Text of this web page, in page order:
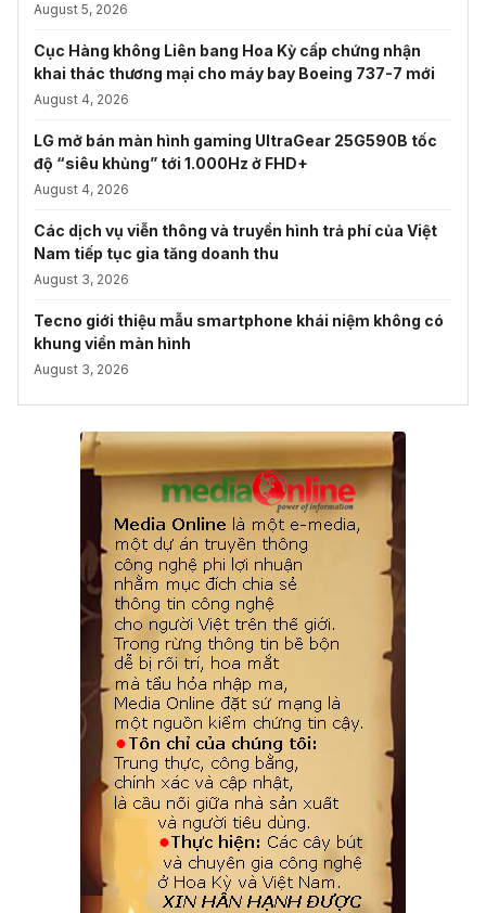
August 5, 2026
Cục Hàng không Liên bang Hoa Kỳ cấp chứng nhận
khai thác thương mại cho máy bay Boeing 737-7 mới
August 4, 2026
LG mở bán màn hình gaming UltraGear 25G590B tốc
độ “siêu khủng” tới 1.000Hz ở FHD+
August 4, 2026
Các dịch vụ viễn thông và truyền hình trả phí của Việt
Nam tiếp tục gia tăng doanh thu
August 3, 2026
Tecno giới thiệu mẫu smartphone khái niệm không có
khung viền màn hình
August 3, 2026